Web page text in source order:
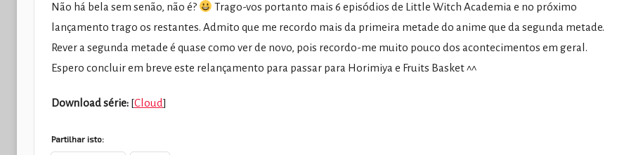
Não há bela sem senão, não é?
Trago-vos portanto mais 6 episódios de Little Witch Academia e no próximo
lançamento trago os restantes. Admito que me recordo mais da primeira metade do anime que da segunda metade.
Rever a segunda metade é quase como ver de novo, pois recordo-me muito pouco dos acontecimentos em geral.
Espero concluir em breve este relançamento para passar para Horimiya e Fruits Basket ^^
Download série: [Cloud]
Partilhar isto: